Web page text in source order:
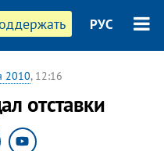
РУС
2010, 12:16
отставки